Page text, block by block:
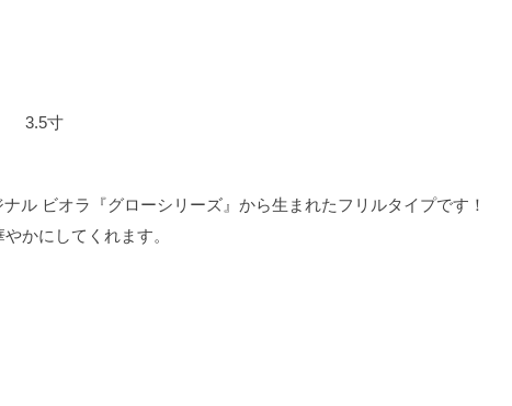
3.5寸
ル ビオラ『グローシリーズ』から生まれたフリルタイプです！
かにしてくれます。